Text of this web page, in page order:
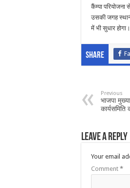
कैंम्पा
उसकी जगह
में भी सुधार होगा।
Share
Previous
भाजपा
Leave a Reply
Your email
Comment *